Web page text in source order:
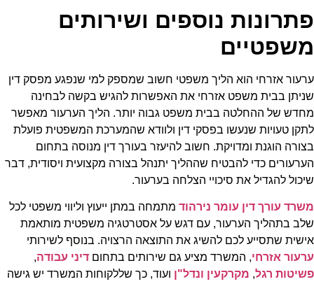
פתרונות נוספים ושירותים
משפטיים
ערעור אזרחי הוא הליך משפטי חשוב שמספק למי שנפגע מפסק דין
שניתן בבית משפט אזרחי את האפשרות להגיש בקשה לבחינה
מחדש של ההחלטה בבית משפט גבוה יותר. הליך הערעור מאפשר
לתקן טעויות שנעשו בפסקי דין ולוודא שהמערכת המשפטית פועלת
בצורה הוגנת ומדויקת. חשוב להיעזר בעורך דין מנוסה בתחום
הערעורים כדי להבטיח שההליך יתנהל בצורה מקצועית ויסודית, דבר
שיכול להגדיל את סיכויי הצלחה בערעור.
משרד עורך דין עומר נירהוד מתמחה במתן ייעוץ וליווי משפטי לכל
שלב בתהליך הערעור, עם דגש על אסטרטגיה משפטית מותאמת
אישית שתסייע לכם להשיג את התוצאה הרצויה. בנוסף לשירותי
ערעור אזרחי, המשרד מציע גם שירותים בתחום דיני עבודה,
פשיטות רגל, מקרקעין ונדל"ן ועוד, כך שללקוחות המשרד יש גישה